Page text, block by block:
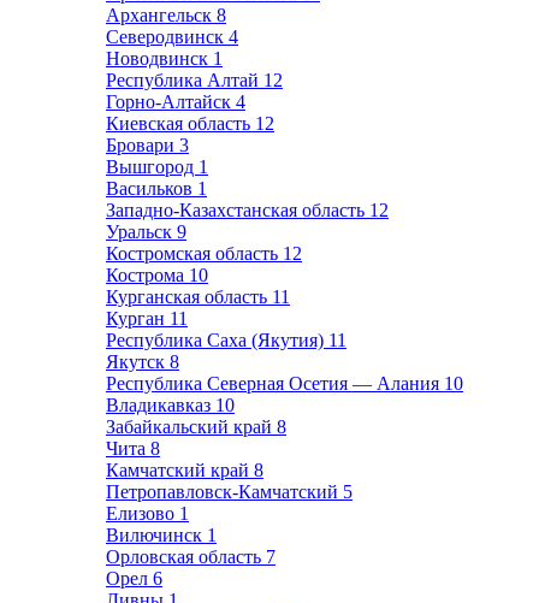
Архангельск 8
Северодвинск 4
Новодвинск 1
Республика Алтай 12
Горно-Алтайск 4
Киевская область 12
Бровари 3
Вышгород 1
Васильков 1
Западно-Казахстанская область 12
Уральск 9
Костромская область 12
Кострома 10
Курганская область 11
Курган 11
Республика Саха (Якутия) 11
Якутск 8
Республика Северная Осетия — Алания 10
Владикавказ 10
Забайкальский край 8
Чита 8
Камчатский край 8
Петропавловск-Камчатский 5
Елизово 1
Вилючинск 1
Орловская область 7
Орел 6